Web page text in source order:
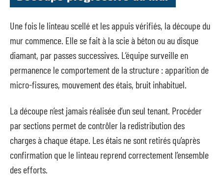
Une fois le linteau scellé et les appuis vérifiés, la découpe du
mur commence. Elle se fait à la scie à béton ou au disque
diamant, par passes successives. L’équipe surveille en
permanence le comportement de la structure : apparition de
micro-fissures, mouvement des étais, bruit inhabituel.
La découpe n’est jamais réalisée d’un seul tenant. Procéder
par sections permet de contrôler la redistribution des
charges à chaque étape. Les étais ne sont retirés qu’après
confirmation que le linteau reprend correctement l’ensemble
des efforts.